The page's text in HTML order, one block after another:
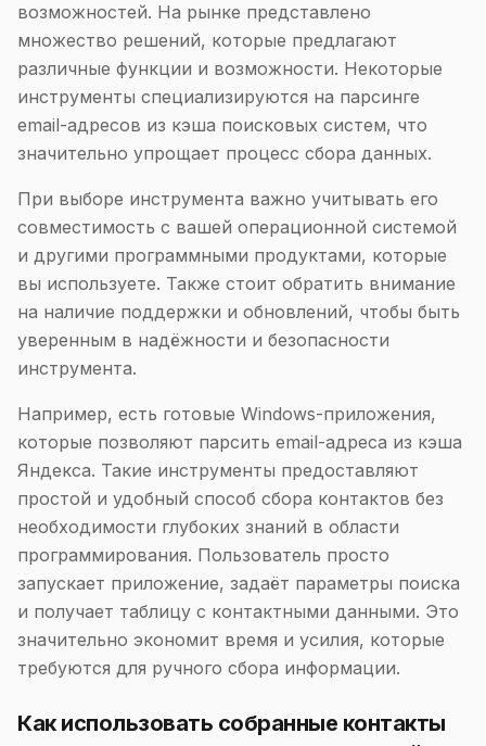
возможностей. На рынке представлено
множество решений, которые предлагают
различные функции и возможности. Некоторые
инструменты специализируются на парсинге
email-адресов из кэша поисковых систем, что
значительно упрощает процесс сбора данных.
При выборе инструмента важно учитывать его
совместимость с вашей операционной системой
и другими программными продуктами, которые
вы используете. Также стоит обратить внимание
на наличие поддержки и обновлений, чтобы быть
уверенным в надёжности и безопасности
инструмента.
Например, есть готовые Windows-приложения,
которые позволяют парсить email-адреса из кэша
Яндекса. Такие инструменты предоставляют
простой и удобный способ сбора контактов без
необходимости глубоких знаний в области
программирования. Пользователь просто
запускает приложение, задаёт параметры поиска
и получает таблицу с контактными данными. Это
значительно экономит время и усилия, которые
требуются для ручного сбора информации.
Как использовать собранные контакты